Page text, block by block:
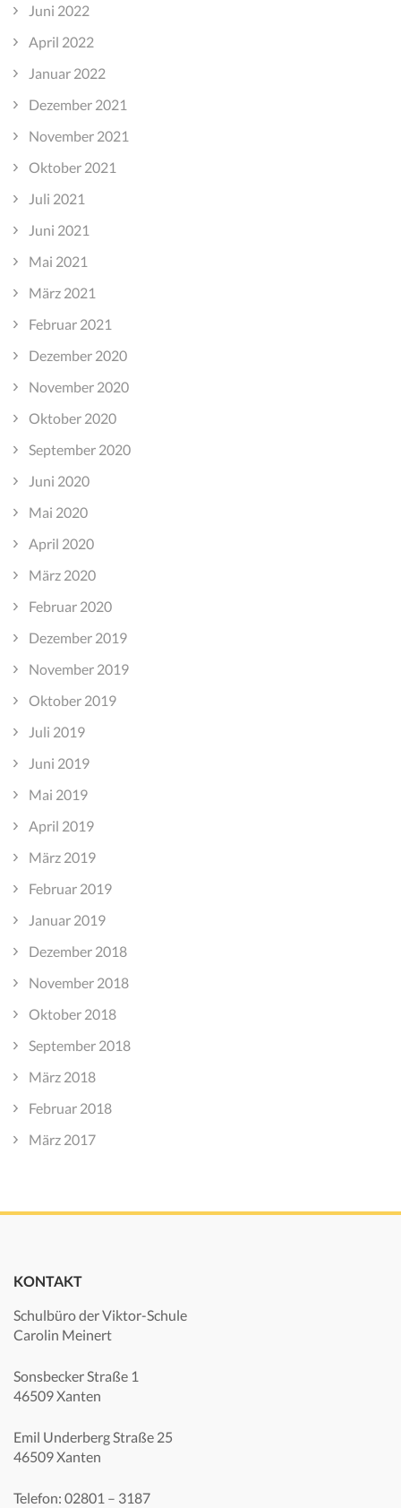
Juni 2022
April 2022
Januar 2022
Dezember 2021
November 2021
Oktober 2021
Juli 2021
Juni 2021
Mai 2021
März 2021
Februar 2021
Dezember 2020
November 2020
Oktober 2020
September 2020
Juni 2020
Mai 2020
April 2020
März 2020
Februar 2020
Dezember 2019
November 2019
Oktober 2019
Juli 2019
Juni 2019
Mai 2019
April 2019
März 2019
Februar 2019
Januar 2019
Dezember 2018
November 2018
Oktober 2018
September 2018
März 2018
Februar 2018
März 2017
KONTAKT
Schulbüro der Viktor-Schule
Carolin Meinert
Sonsbecker Straße 1
46509 Xanten
Emil Underberg Straße 25
46509 Xanten
Telefon: 02801 – 3187